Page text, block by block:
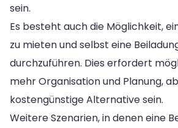
sein.
Es besteht auch die Möglichkeit,
zu mieten und selbst eine
durchzuführen. Dies erfordert
mehr Organisation und Planung,
kostengünstige Alternative sein.
Weitere Szenarien, in denen eine